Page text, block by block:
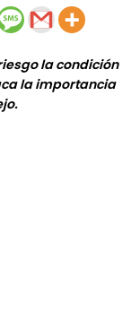
la condición
la importancia